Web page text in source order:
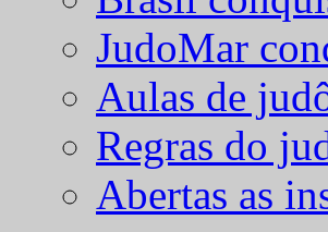
JudoMar
Aulas de
Regras do
Abertas as